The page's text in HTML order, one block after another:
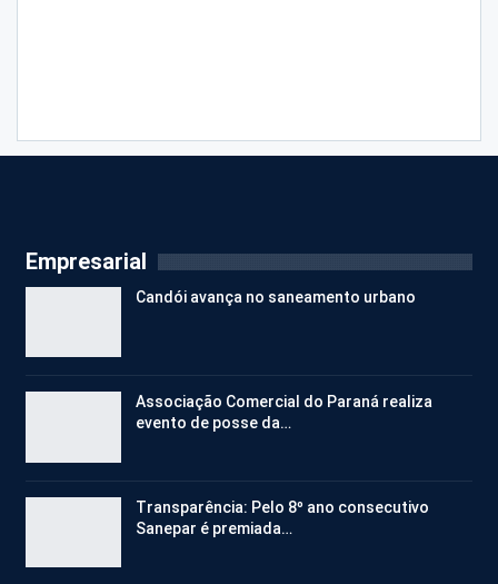
Empresarial
Candói avança no saneamento urbano
Associação Comercial do Paraná realiza
evento de posse da…
Transparência: Pelo 8º ano consecutivo
Sanepar é premiada…